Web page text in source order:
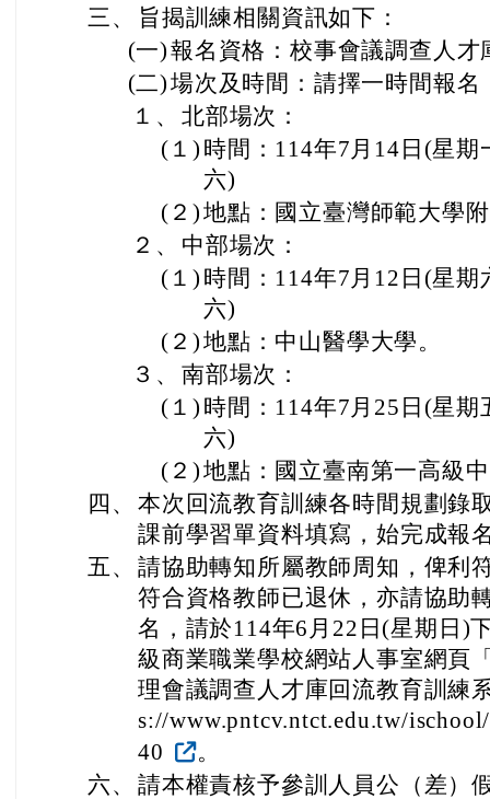
三、
旨揭訓練相關資訊如下：
(一)報名資格：校事會議調查人才
(二)場次及時間：請擇一時間報名
１、 北部場次：
(１) 時間：114年7月14日(星
六)
(２)地點：國立臺灣師範大學
２、
中部場次：
(１) 時間：114年7月12日(星
六)
(２)地點：中山醫學大學。
３、 南部場次：
(１) 時間：114年7月25日(星
六)
(２)地點：國立臺南第一高級
四、 本次回流教育訓練各時間規劃錄
課前學習單資料填寫，始完成報
五、 請協助轉知所屬教師周知，俾利
符合資格教師已退休，亦請協助
名，請於114年6月22日(星期日)
級商業職業學校網站人事室網頁
理會議調查人才庫回流教育訓練
s://www.pntcv.ntct.edu.tw/
40
。
六、 請本權責核予參訓人員公（差）